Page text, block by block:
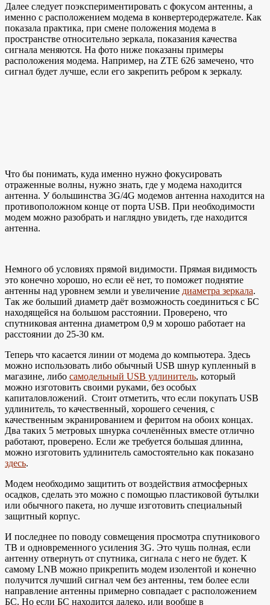
Далее следует поэкспериментировать с фокусом антенны, а
именно с расположением модема в конвертеродержателе. Как
показала практика, при смене положения модема в
пространстве относительно зеркала, показания качества
сигнала меняются. На фото ниже показаны примеры
расположения модема. Например, на ZTE 626 замечено, что
сигнал будет лучше, если его закрепить ребром к зеркалу.
Что бы понимать, куда именно нужно фокусировать
отраженные волны, нужно знать, где у модема находится
антенна. У большинства 3G/4G модемов антенна находится на
противоположном конце от порта USB. При необходимости
модем можно разобрать и наглядно увидеть, где находится
антенна.
Немного об условиях прямой видимости. Прямая видимость
это конечно хорошо, но если её нет, то поможет поднятие
антенны над уровнем земли и увеличение диаметра зеркала.
Так же больший диаметр даёт возможность соединиться с БС
находящейся на большом расстоянии. Проверено, что
спутниковая антенна диаметром 0,9 м хорошо работает на
расстоянии до 25-30 км.
Теперь что касается линии от модема до компьютера. Здесь
можно использовать либо обычный USB шнур купленный в
магазине, либо самодельный USB удлинитель, который
можно изготовить своими руками, без особых
капиталовложений. Стоит отметить, что если покупать USB
удлинитель, то качественный, хорошего сечения, с
качественным экранированием и феритом на обоих концах.
Два таких 5 метровых шнурка сочленённых вместе отлично
работают, проверено. Если же требуется большая длинна,
можно изготовить удлинитель самостоятельно как показано
здесь.
Модем необходимо защитить от воздействия атмосферных
осадков, сделать это можно с помощью пластиковой бутылки
или обычного пакета, но лучше изготовить специальный
защитный корпус.
И последнее по поводу совмещения просмотра спутникового
ТВ и одновременного усиления 3G. Это чушь полная, если
антенну отвернуть от спутника, сигнала с него не будет. К
самому LNB можно прикрепить модем изолентой и конечно
получится лучший сигнал чем без антенны, тем более если
направление антенны примерно совпадает с расположением
БС. Но если БС находится далеко, или вообще в